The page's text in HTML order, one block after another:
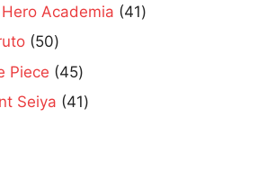
Academia 4141
5050
products
Piece 4545
products
Seiya 4141